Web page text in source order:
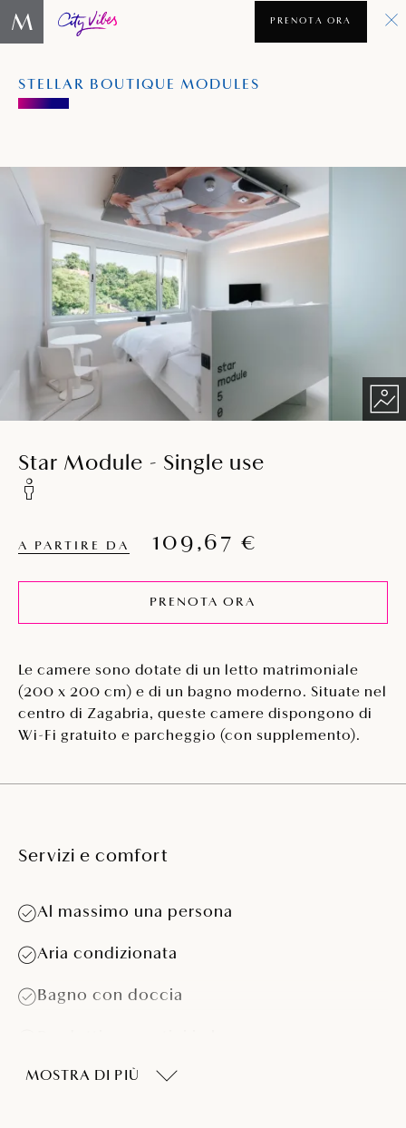
STELLAR BOUTIQUE MODULES
PRENOTA ORA
Star Module - Single use
A PARTIRE DA 109,67 €
PRENOTA ORA
Le camere sono dotate di un letto matrimoniale
(200 x 200 cm) e di un bagno moderno. Situate nel
centro di Zagabria, queste camere dispongono di
Wi-Fi gratuito e parcheggio (con supplemento).
Servizi e comfort
Al massimo una persona
Aria condizionata
Bagno con doccia
Asciugacapelli
MOSTRA DI PIÙ